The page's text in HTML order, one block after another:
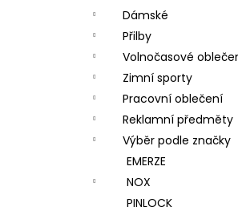
Dámské
Přilby
Volnočasové
Zimní sporty
Pracovní oblečení
Reklamní předměty
Výběr podle značky
EMERZE
NOX
PINLOCK